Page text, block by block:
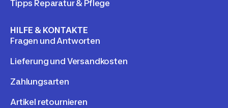
Tipps Reparatur & Pflege
HILFE & KONTAKTE
Fragen und Antworten
Lieferung und Versandkosten
Zahlungsarten
Artikel retournieren